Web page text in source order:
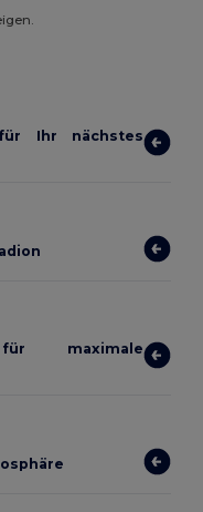
Ihr nächstes
maximale